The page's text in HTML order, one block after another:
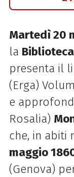
Martedì 20
la
presenta il
(Erga)
e
Rosalia)
che, in abiti
maggio
(Genova)